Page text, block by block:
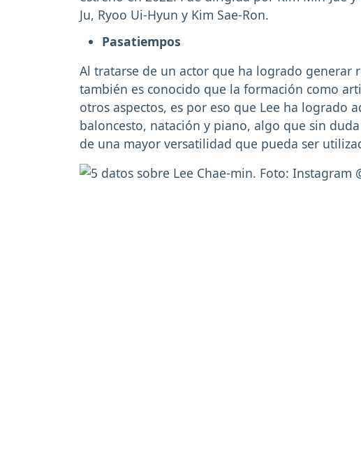
Ju, Ryoo Ui-Hyun y Kim Sae-Ron.
Pasatiempos
Al tratarse de un actor que ha logrado generar
también es conocido que la formación como
otros aspectos, es por eso que Lee ha logrado
baloncesto, natación y piano, algo que sin
de una mayor versatilidad que pueda ser